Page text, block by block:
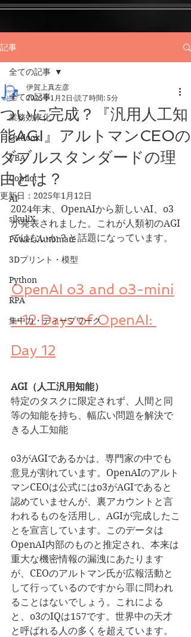
記事
全ての記事
業務効率化
Outlook
VBA
Copilot
AI
sikuliX
Power Automate
3Dプリント・模型
Python
RPA
集中力・ディープワーク
全ての記事
ついに完成？『汎用人工知
能AGI』アルトマンCEOの
ダブルスタンダードの理
由とは？
伊賀上真左彦
2025年1月2日 読了時間: 5分
更新日： 2025年1月12日
2024年末、OpenAIから新しいAI、o3
が発表されました。これが人類初のAGI
ではないか？と話題になっています。
OpenAI o3 and o3-mini
—12 Days of OpenAI:
Day 12
AGI（人工汎用知能）
特定のタスクに限定されず、人間と同
等の知能を持ち、幅広い問題を解決で
きる人工知能
o3がAGIであるかは、専門家の中でも
意見が割れています。OpenAIのアルト
マンCEOは公式にはo3がAGIであると
認めていませんが、裏アカウントと言
われるものを活用し、AGIが完成したこ
とを宣言しています。このデータは
OpenAI内部のものと推定され、本来は
重大な機密情報の漏洩にあたります
が、CEOのアルトマン氏が広報活動と
して行っているのですから罪に問われ
ることはないでしょう。これによる
と、o3のIQは157です。世界中の天才
と呼ばれる人の多くを超えています。